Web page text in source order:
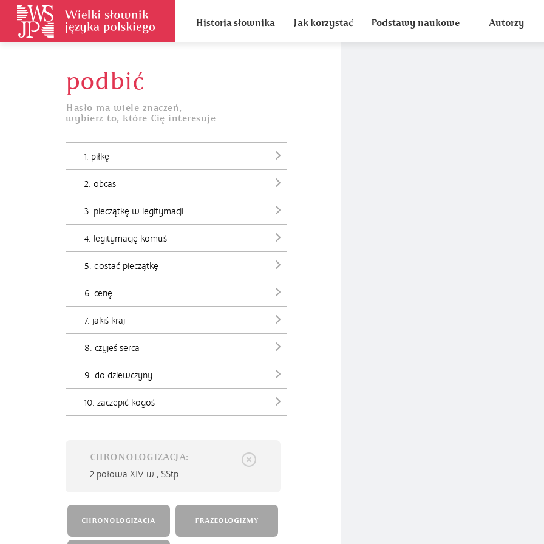
Historia słownika Jak korzystać Podstawy naukowe Autorzy
podbić
Hasło ma wiele znaczeń,
wybierz to, które Cię interesuje
1. piłkę
2. obcas
3. pieczątkę w legitymacji
4. legitymację komuś
5. dostać pieczątkę
6. cenę
7. jakiś kraj
8. czyjeś serca
9. do dziewczyny
10. zaczepić kogoś
CHRONOLOGIZACJA:
2 połowa XIV w., SStp
CHRONOLOGIZACJA FRAZEOLOGIZMY